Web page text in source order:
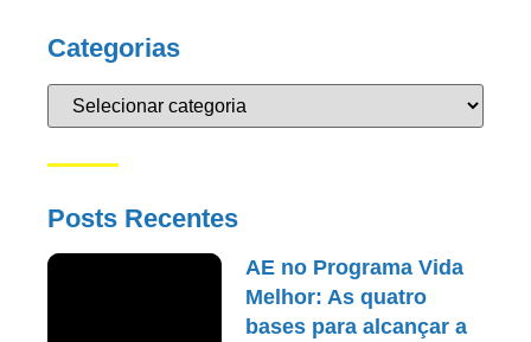
Categorias
Posts Recentes
AE no Programa Vida
Melhor: As quatro
bases para alcançar a